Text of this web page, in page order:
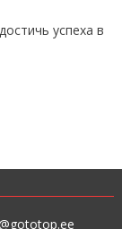
успеха в